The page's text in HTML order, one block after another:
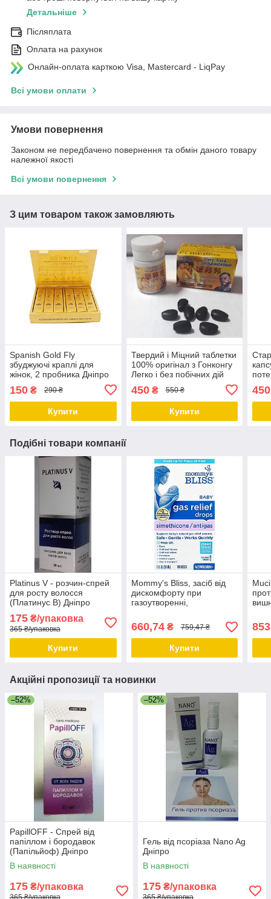
Детальніше
Післяплата
Оплата на рахунок
Онлайн-оплата карткою Visa, Mastercard - LiqPay
Всі умови оплати
Умови повернення
Законом не передбачено повернення та обмін даного товару
належної якості
Всі умови повернення
З цим товаром також замовляють
Spanish Gold Fly
збуджуючі краплі для
жінок, 2 пробника Дніпро
150 ₴ 290 ₴
Купити
Твердий і Міцний таблетки
100% оригінал з Гонконгу
Легко і без побічних дій
450₴ 550 ₴
Купити
450
Подібні товари компанії
Platinus V - розчин-спрей
для росту волосся
(Платинус В) Дніпро
175 ₴/упаковка
365 ₴/упаковка
Купити
Mommy's Bliss, засіб від
дискомфорту при
газоутворенні,
народження, 30 мл Дніпро
660,74₴ 759,47 ₴
Купити
Акційні пропозиції та новинки
–52%
PapillOFF - Спрей від
папіллом і бородавок
(Папільйоф) Дніпро
В наявності
175 ₴/упаковка
–52%
Гель від псоріаза Nano Ag
Дніпро
В наявності
175 ₴/упаковка